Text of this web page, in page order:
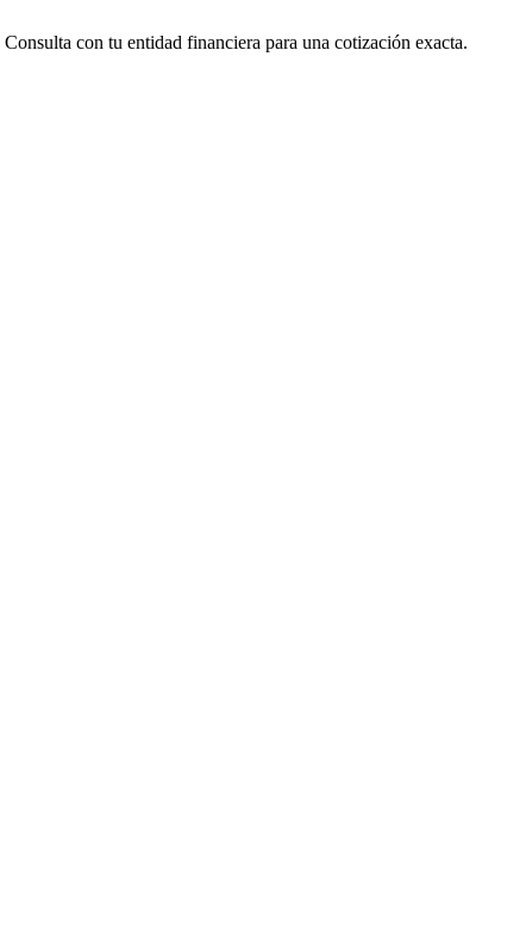
con tu entidad financiera para una cotización exacta.